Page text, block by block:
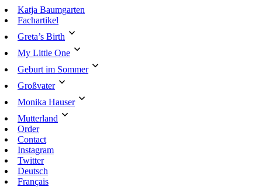
Skip
to
Katja Baumgarten
Fachartikel
Greta’s Birth
My Little One
Geburt im Sommer
Großvater
Monika Hauser
Mutterland
Order
Contact
Instagram
Twitter
Deutsch
Français